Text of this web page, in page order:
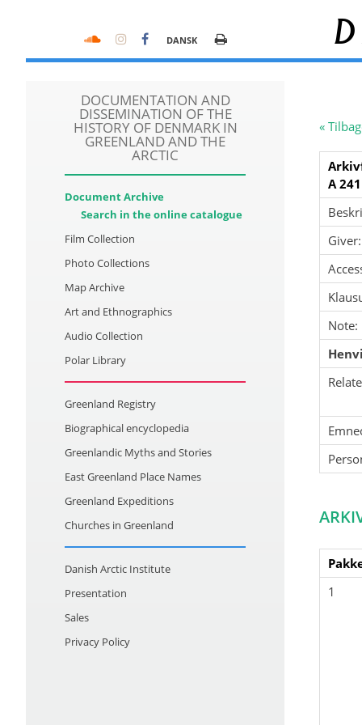
DANSK
DOCUMENTATION AND
DISSEMINATION OF THE
HISTORY OF DENMARK IN
GREENLAND AND THE
ARCTIC
Document Archive
Search in the online catalogue
Film Collection
Photo Collections
Map Archive
Art and Ethnographics
Audio Collection
Polar Library
Greenland Registry
Biographical encyclopedia
Greenlandic Myths and Stories
East Greenland Place Names
Greenland Expeditions
Churches in Greenland
Danish Arctic Institute
Presentation
Sales
Privacy Policy
«
A 241
Giver:
Note:
1